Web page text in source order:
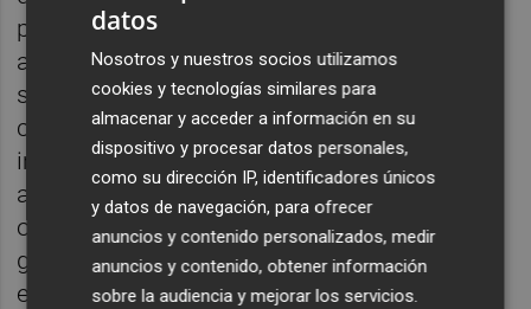
principal canal de información e inspiración
a la hora de realizar sus compras”. En este
sentido, el edil ha señalado que “desde la
concejalía seguimos trabajando para
impulsar campañas modernas, atractivas y
adaptadas a la realidad actual, con el
objetivo de ayudar a nuestros comercios a
ganar visibilidad y posicionarse también en
el entorno digital”.
datos
Nosotros y nuestros socios utilizamos
cookies y tecnologías similares para
almacenar y acceder a información en su
dispositivo y procesar datos personales,
como su dirección IP, identificadores únicos
y datos de navegación, para ofrecer
anuncios y contenido personalizados, medir
anuncios y contenido, obtener información
sobre la audiencia y mejorar los servicios.